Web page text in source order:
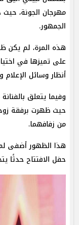
مهرجان الجونة، حيث
الجمهور.
هذه المرة، لم يكن
على تميزها في
أنظار وسائل
وفيما يتعلق
حيث ظهرت برفقة
من زفافهما.
هذا الظهور أضفى
حفل الافتتاح حدثًا